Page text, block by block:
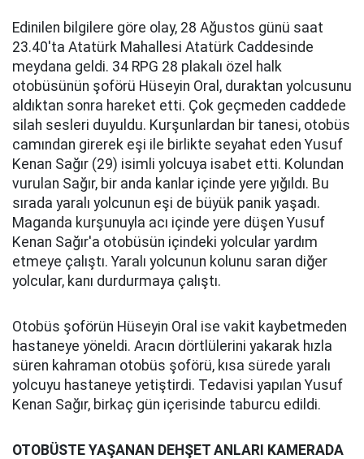
Edinilen bilgilere göre olay, 28 Ağustos günü saat
23.40'ta Atatürk Mahallesi Atatürk Caddesinde
meydana geldi. 34 RPG 28 plakalı özel halk
otobüsünün şoförü Hüseyin Oral, duraktan yolcusunu
aldıktan sonra hareket etti. Çok geçmeden caddede
silah sesleri duyuldu. Kurşunlardan bir tanesi, otobüs
camından girerek eşi ile birlikte seyahat eden Yusuf
Kenan Sağır (29) isimli yolcuya isabet etti. Kolundan
vurulan Sağır, bir anda kanlar içinde yere yığıldı. Bu
sırada yaralı yolcunun eşi de büyük panik yaşadı.
Maganda kurşunuyla acı içinde yere düşen Yusuf
Kenan Sağır'a otobüsün içindeki yolcular yardım
etmeye çalıştı. Yaralı yolcunun kolunu saran diğer
yolcular, kanı durdurmaya çalıştı.
Otobüs şoförün Hüseyin Oral ise vakit kaybetmeden
hastaneye yöneldi. Aracın dörtlülerini yakarak hızla
süren kahraman otobüs şoförü, kısa sürede yaralı
yolcuyu hastaneye yetiştirdi. Tedavisi yapılan Yusuf
Kenan Sağır, birkaç gün içerisinde taburcu edildi.
OTOBÜSTE YAŞANAN DEHŞET ANLARI KAMERADA